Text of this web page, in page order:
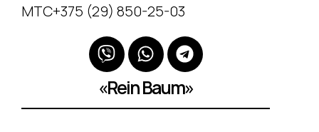
МТС+375 (29) 850-25-03
«Rein Baum»